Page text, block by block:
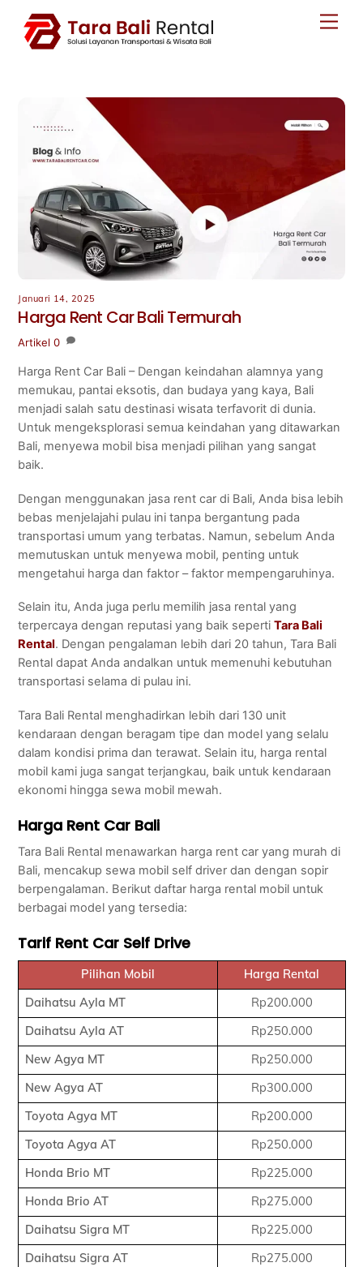
content
Januari 14, 2025
Harga Rent Car Bali Termurah
Artikel 0
Harga Rent Car Bali – Dengan keindahan alamnya yang
memukau, pantai eksotis, dan budaya yang kaya, Bali
menjadi salah satu destinasi wisata terfavorit di dunia.
Untuk mengeksplorasi semua keindahan yang ditawarkan
Bali, menyewa mobil bisa menjadi pilihan yang sangat
baik.
Dengan menggunakan jasa rent car di Bali, Anda bisa lebih
bebas menjelajahi pulau ini tanpa bergantung pada
transportasi umum yang terbatas. Namun, sebelum Anda
memutuskan untuk menyewa mobil, penting untuk
mengetahui harga dan faktor – faktor mempengaruhinya.
Selain itu, Anda juga perlu memilih jasa rental yang
terpercaya dengan reputasi yang baik sepertiTara Bali
Rental. Dengan pengalaman lebih dari 20 tahun, Tara Bali
Rental dapat Anda andalkan untuk memenuhi kebutuhan
transportasi selama di pulau ini.
Tara Bali Rental menghadirkan lebih dari 130 unit
kendaraan dengan beragam tipe dan model yang selalu
dalam kondisi prima dan terawat. Selain itu, harga rental
mobil kami juga sangat terjangkau, baik untuk kendaraan
ekonomi hingga sewa mobil mewah.
Harga Rent Car Bali
Tara Bali Rental menawarkan harga rent car yang murah di
Bali, mencakup sewa mobil self driver dan dengan sopir
berpengalaman. Berikut daftar harga rental mobil untuk
berbagai model yang tersedia:
Tarif Rent Car Self Drive
Pilihan Mobil
Harga Rental
Daihatsu Ayla MT
Rp200.000
Daihatsu Ayla AT
Rp250.000
New Agya MT
Rp250.000
New Agya AT
Rp300.000
Toyota Agya MT
Rp200.000
Toyota Agya AT
Rp250.000
Honda Brio MT
Rp225.000
Honda Brio AT
Rp275.000
Daihatsu Sigra MT
Rp225.000
Daihatsu Sigra AT
Rp275.000